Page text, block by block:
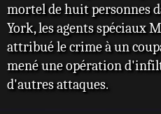
mortel de huit personnes
York, les agents spéciaux
attribué le crime à un
mené une opération
d'autres attaques.